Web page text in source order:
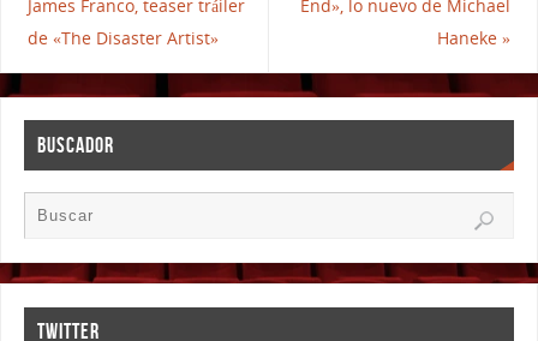
James Franco, teaser tráiler
de «The Disaster Artist»
End», lo nuevo de Michael
Haneke»
BUSCADOR
TWITTER